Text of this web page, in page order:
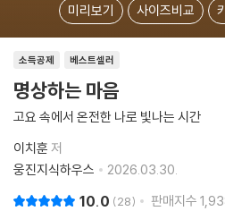
미리보기 사이즈비교
소득공제 베스트셀러
명상하는 마음
고요 속에서 온전한 나로 빛나는 시간
이치훈 저
웅진지식하우스
2026.03.30.
10.0 28 판매지수